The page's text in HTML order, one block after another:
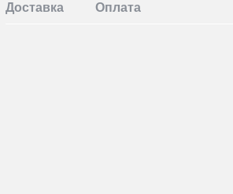
Доставка Оплата